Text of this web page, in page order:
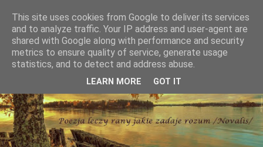
This site uses cookies from Google to deliver its services
and to analyze traffic. Your IP address and user-agent are
shared with Google along with performance and security
metrics to ensure quality of service, generate usage
statistics, and to detect and address abuse.
LEARN MORE GOT IT